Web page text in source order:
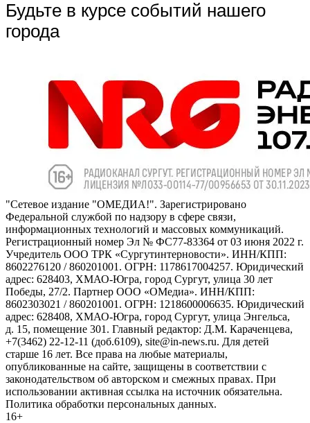
Будьте в курсе событий нашего
города
"Сетевое издание "ОМЕДИА!". Зарегистрировано
Федеральной службой по надзору в сфере связи,
информационных технологий и массовых коммуникаций.
Регистрационный номер Эл № ФС77-83364 от 03 июня 2022 г.
Учредитель ООО ТРК «Сургутинтерновости». ИНН/КПП:
8602276120 / 860201001. ОГРН: 1178617004257. Юридический
адрес: 628403, ХМАО-Югра, город Сургут, улица 30 лет
Победы, 27/2. Партнер ООО «ОМедиа». ИНН/КПП:
8602303021 / 860201001. ОГРН: 1218600006635. Юридический
адрес: 628408, ХМАО-Югра, город Сургут, улица Энгельса,
д. 15, помещение 301. Главный редактор: Д.М. Караченцева,
+7(3462) 22-12-11 (доб.6109), site@in-news.ru. Для детей
старше 16 лет. Все права на любые материалы,
опубликованные на сайте, защищены в соответствии с
законодательством об авторском и смежных правах. При
использовании активная ссылка на источник обязательна.
Политика обработки персональных данных.
16+